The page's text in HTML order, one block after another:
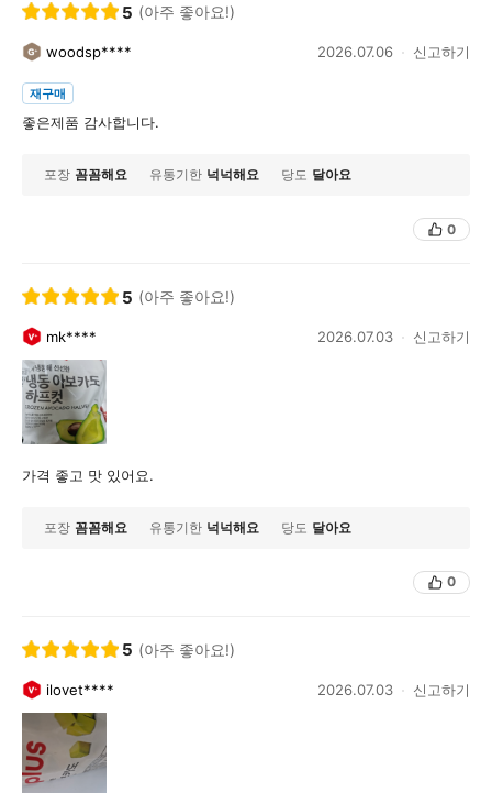
5 (아주 좋아요!)
woodsp**** 2026.07.06 신고하기
재구매
좋은제품 감사합니다.
포장 꼼꼼해요 유통기한 넉넉해요 당도 달아요
0
5 (아주 좋아요!)
mk**** 2026.07.03 신고하기
가격 좋고 맛 있어요.
포장 꼼꼼해요 유통기한 넉넉해요 당도 달아요
0
5 (아주 좋아요!)
ilovet**** 2026.07.03 신고하기